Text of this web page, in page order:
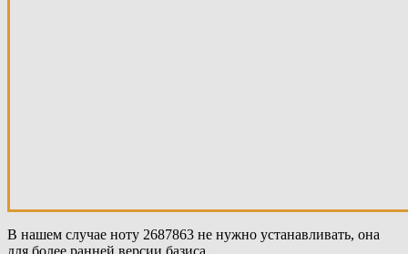
В нашем случае ноту 2687863 не нужно устанавливать, она